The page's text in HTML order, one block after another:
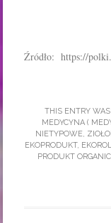
Źródło: https://
THIS ENTRY
MEDYCYNA (
NIETYPOWE,
EKOPRODUKT,
PRODUKT